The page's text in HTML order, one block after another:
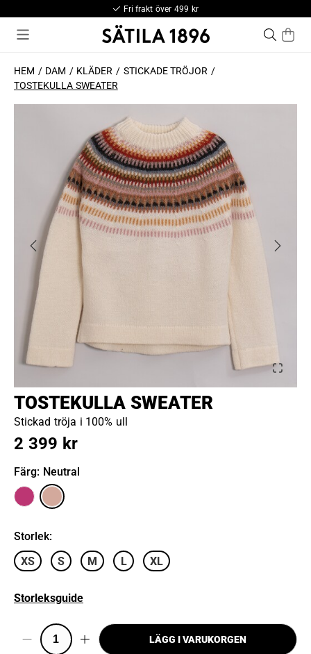
Fri frakt över 499 kr
HEM DAM KLÄDER
STICKADE TRÖJOR
TOSTEKULLA SWEATER
TOSTEKULLA SWEATER
Stickad tröja i 100% ull
2 399 kr
Färg: Neutral
Storlek:
XS
S M L XL
Storleksguide
LÄGG I VARUKORGEN